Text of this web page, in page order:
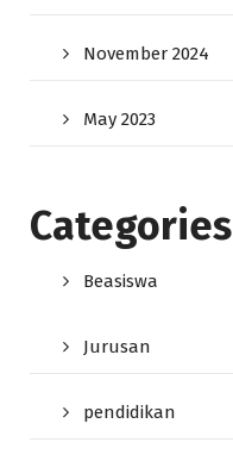
November 2024
May 2023
Categories
Beasiswa
Jurusan
pendidikan